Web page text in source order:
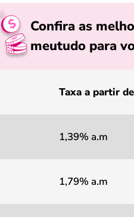
Confira as
meutudo para
Taxa a partir de
1,39% a.m
1,79% a.m